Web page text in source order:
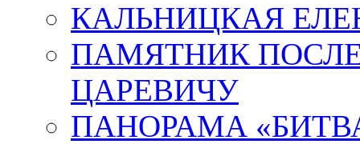
КАЛЬНИЦКАЯ
ПАМЯТНИК
ЦАРЕВИЧУ
ПАНОРАМА